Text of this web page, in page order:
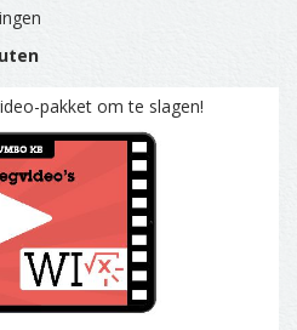
pakket om te slagen!